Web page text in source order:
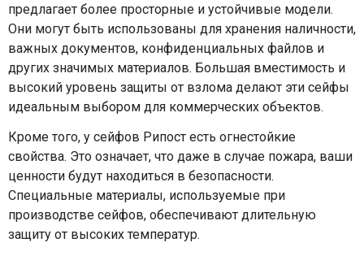
предлагает более просторные и устойчивые модели.
Они могут быть использованы для хранения наличности,
важных документов, конфиденциальных файлов и
других значимых материалов. Большая вместимость и
высокий уровень защиты от взлома делают эти сейфы
идеальным выбором для коммерческих объектов.
Кроме того, у сейфов Рипост есть огнестойкие
свойства. Это означает, что даже в случае пожара, ваши
ценности будут находиться в безопасности.
Специальные материалы, используемые при
производстве сейфов, обеспечивают длительную
защиту от высоких температур.